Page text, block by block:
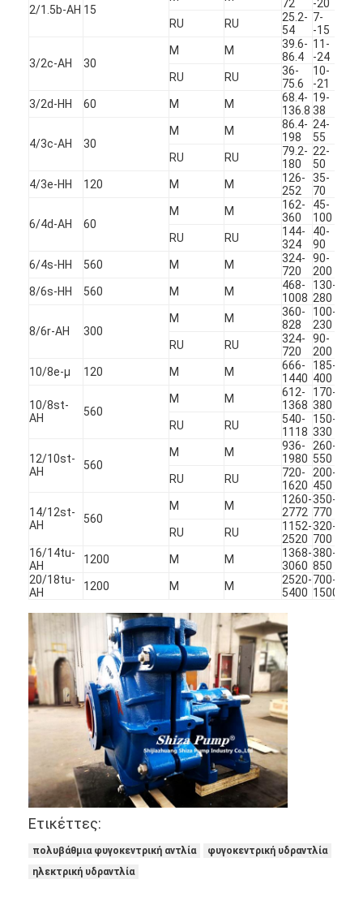
2/1.5b-AH 15
72
-20
RU RU
25.2-
54
7-
-15
3/2c-AH 30
Μ Μ
39.6-
86.4
11-
-24
RU RU
36-
75.6
10-
-21
3/2d-HH 60 Μ Μ
68.4-
136.8
19-
38
4/3c-AH 30
Μ Μ
86.4-
198
24-
55
RU RU
79.2-
180
22-
50
4/3e-HH 120 Μ Μ
126-
252
35-
70
6/4d-AH 60
Μ Μ
162-
360
45-
100
RU RU
144-
324
40-
90
6/4s-HH 560 Μ Μ
324-
720
90-
200
8/6s-HH 560 Μ Μ
468-
1008
130-
280
8/6r-AH 300
Μ Μ
360-
828
100-
230
RU RU
324-
720
90-
200
10/8e-μ 120 Μ Μ
666-
1440
185-
400
10/8st-
AH
560
Μ Μ
612-
1368
170-
380
RU RU
540-
1118
150-
330
12/10st-
AH
560
Μ Μ
936-
1980
260-
550
RU RU
720-
1620
200-
450
14/12st-
AH
560
Μ Μ
1260-
2772
350-
770
RU RU
1152-
2520
320-
700
16/14tu-
AH
1200 Μ Μ
1368-
3060
380-
850
20/18tu-
AH
1200 Μ Μ
2520-
5400
700-
1500
Ετικέττες:
πολυβάθμια φυγοκεντρική αντλία
φυγοκεντρική υδραντλία
ηλεκτρική υδραντλία